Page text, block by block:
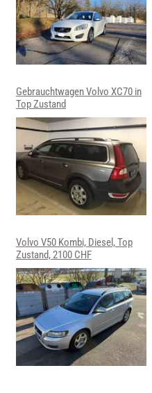
Gebrauchtwagen Volvo XC70 in
Top Zustand
Volvo V50 Kombi, Diesel, Top
Zustand, 2100 CHF